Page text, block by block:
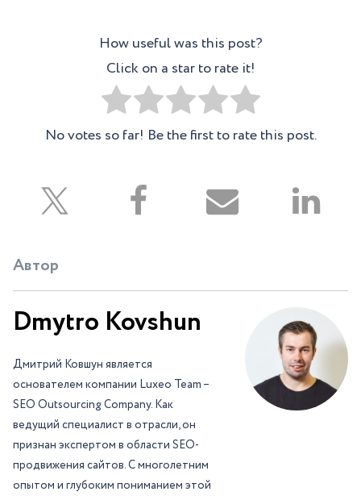
How useful was this post?
Click on a star to rate it!
No votes so far! Be the first to rate this post.
Автор
Dmytro Kovshun
Дмитрий Ковшун является
основателем компании Luxeo Team –
SEO Outsourcing Company. Как
ведущий специалист в отрасли, он
признан экспертом в области SEO-
продвижения сайтов. С многолетним
опытом и глубоким пониманием этой